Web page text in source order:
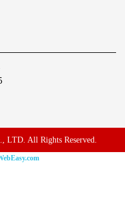
LTD. All Rights Reserved.